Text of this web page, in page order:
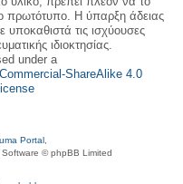
πρωτότυπο. Η ύπαρξη άδειας
υποκαθιστά τις ισχύουσες
ιδιοκτησίας.
under a
ShareAlike 4.0
Portal
© phpBB Limited